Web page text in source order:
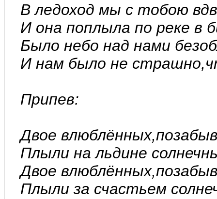
В ледоход мы с тобою
И она поплыла по реке в
Было небо над нами
И нам было не
Припев:
Двое
Плыли на льдине
Двое
Плыли за счастьем